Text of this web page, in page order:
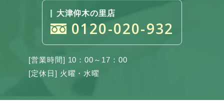
大津仰木の里店
0120-020-932
[営業時間] 10：00～17：00
[定休日] 火曜・水曜